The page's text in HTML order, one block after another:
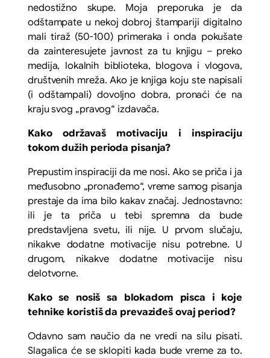
nedostižno skupe. Moja preporuka je da
odštampate u nekoj dobroj štampariji digitalno
mali tiraž (50-100) primeraka i onda pokušate
da zainteresujete javnost za tu knjigu – preko
medija, lokalnih biblioteka, blogova i vlogova,
društvenih mreža. Ako je knjiga koju ste napisali
(i odštampali) dovoljno dobra, pronaći će na
kraju svog „pravog“ izdavača.
Kako održavaš motivaciju i inspiraciju
tokom dužih perioda pisanja?
Prepustim inspiraciji da me nosi. Ako se priča i ja
međusobno „pronađemo“, vreme samog pisanja
prestaje da ima bilo kakav značaj. Jednostavno:
ili je ta priča u tebi spremna da bude
predstavljena svetu, ili nije. U prvom slučaju,
nikakve dodatne motivacije nisu potrebne. U
drugom, nikakve dodatne motivacije nisu
delotvorne.
Kako se nosiš sa blokadom pisca i koje
tehnike koristiš da prevaziđeš ovaj period?
Odavno sam naučio da ne vredi na silu pisati.
Slagalica će se sklopiti kada bude vreme za to.